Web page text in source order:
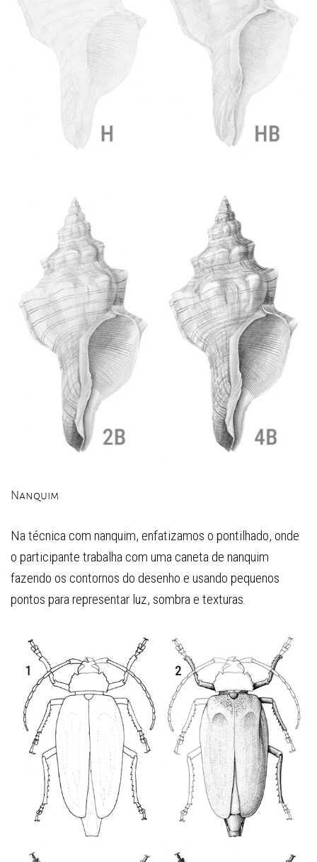
Nanquim
Na técnica com nanquim, enfatizamos o pontilhado, onde
o participante trabalha com uma caneta de nanquim
fazendo os contornos do desenho e usando pequenos
pontos para representar luz, sombra e texturas.